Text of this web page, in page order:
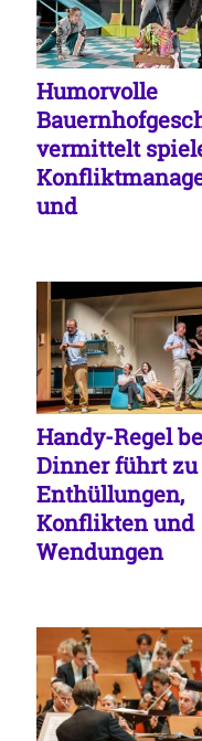
Humorvolle
vermittelt
und
Handy-Regel
Dinner führt zu
Enthüllungen,
Konflikten und
Wendungen